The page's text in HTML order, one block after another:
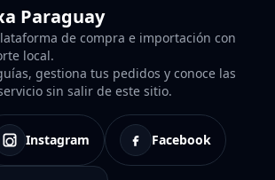
Paraguay
de compra e importación con
local.
gestiona tus pedidos y conoce las
sin salir de este sitio.
Instagram Facebook